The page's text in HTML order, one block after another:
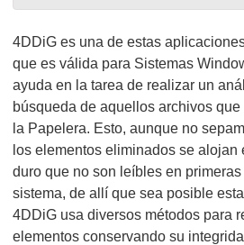
4DDiG es una de estas
que es válida para Sistemas
ayuda en la tarea de realizar un
búsqueda de aquellos archivos
la Papelera. Esto, aunque no
los elementos eliminados se
duro que no son leíbles en primeras
sistema, de allí que sea posible
4DDiG usa diversos métodos para
elementos conservando su